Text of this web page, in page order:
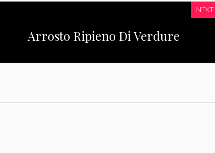
NEXT
Arrosto Ripieno Di Verdure